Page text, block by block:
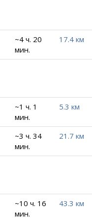
~4 ч. 20
мин.
17.4 км
~1 ч. 1
мин.
5.3 км
~3 ч. 34
мин.
21.7 км
~10 ч. 16
мин.
43.3 км